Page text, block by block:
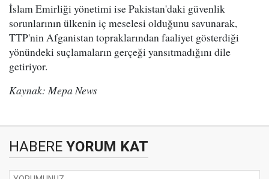
İslam Emirliği yönetimi ise Pakistan'daki güvenlik
sorunlarının ülkenin iç meselesi olduğunu savunarak,
TTP'nin Afganistan topraklarından faaliyet gösterdiği
yönündeki suçlamaların gerçeği yansıtmadığını dile
getiriyor.
Kaynak: Mepa News
HABERE YORUM KAT